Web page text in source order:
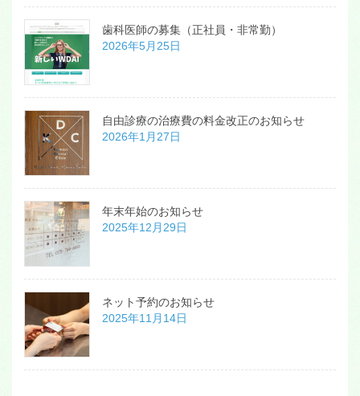
歯科医師の募集（正社員・非常勤）
2026年5月25日
自由診療の治療費の料金改正のお知らせ
2026年1月27日
年末年始のお知らせ
2025年12月29日
ネット予約のお知らせ
2025年11月14日